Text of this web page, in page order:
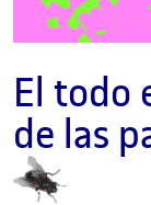
El todo
de las